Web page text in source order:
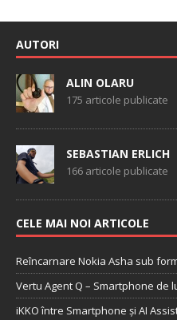
AUTORI
ALIN OLARU
175 articole publicate
SEBASTIAN ERLICH
166 articole publicate
CELE MAI NOI ARTICOLE
Reîncarnare Nokia Asha sub
Vertu Agent Q – Smartphone de
iKKO între Smartphone și AI